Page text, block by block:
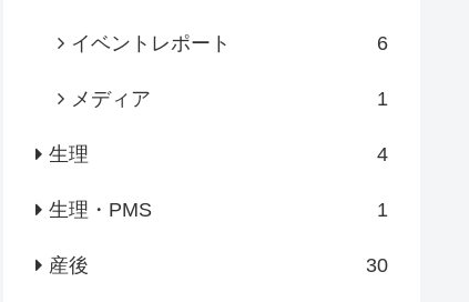
イベントレポート 6
メディア 1
生理 4
生理・PMS 1
産後 30